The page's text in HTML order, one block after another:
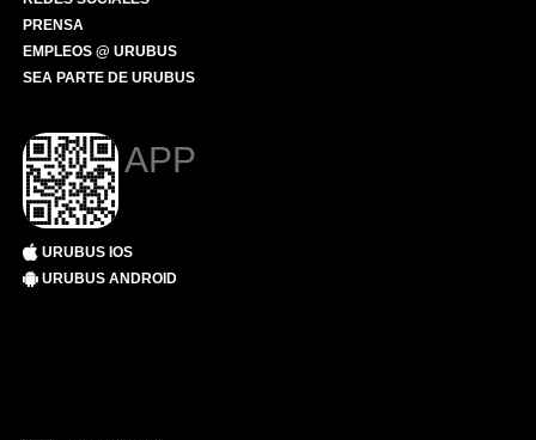
PRENSA
EMPLEOS @ URUBUS
SEA PARTE DE URUBUS
APP
URUBUS IOS
URUBUS ANDROID